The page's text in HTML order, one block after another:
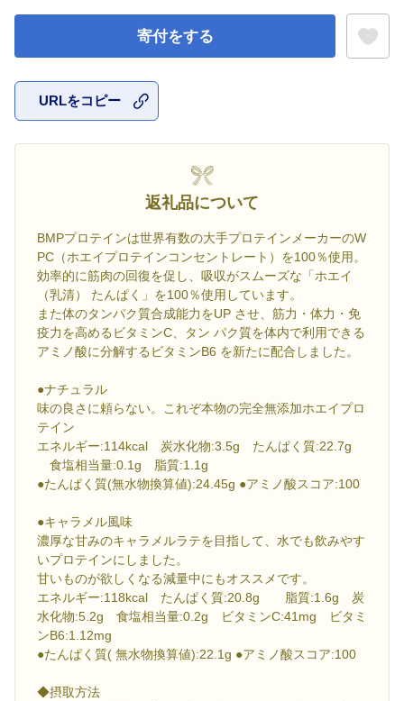
寄付をする
URLをコピー
返礼品について
BMPプロテインは世界有数の大手プロテインメーカーのW
PC（ホエイプロテインコンセントレート）を100％使用。
効率的に筋肉の回復を促し、吸収がスムーズな「ホエイ
（乳清） たんぱく」を100％使用しています。
また体のタンパク質合成能力をUP させ、筋力・体力・免
疫力を高めるビタミンC、タン パク質を体内で利用できる
アミノ酸に分解するビタミンB6 を新たに配合しました。
●ナチュラル
味の良さに頼らない。これぞ本物の完全無添加ホエイプロ
テイン
エネルギー:114kcal 炭水化物:3.5g たんぱく質:22.7g
食塩相当量:0.1g 脂質:1.1g
●たんぱく質(無水物換算値):24.45g ●アミノ酸スコア:100
●キャラメル風味
濃厚な甘みのキャラメルラテを目指して、水でも飲みやす
いプロテインにしました。
甘いものが欲しくなる減量中にもオススメです。
エネルギー:118kcal たんぱく質:20.8g 脂質:1.6g 炭
水化物:5.2g 食塩相当量:0.2g ビタミンC:41mg ビタミ
ンB6:1.12mg
●たんぱく質( 無水物換算値):22.1g ●アミノ酸スコア:100
◆摂取方法